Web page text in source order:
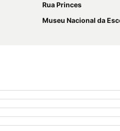
Rua Princes
Museu Nacional da